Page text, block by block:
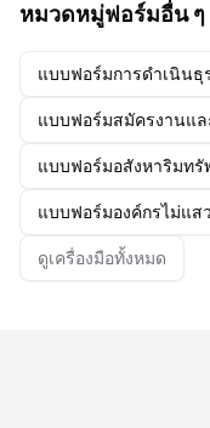
หมวดหมู่ฟอร์มอื่น ๆ
แบบฟอร์มการดำเนินธุ
แบบฟอร์มสมัครงานแ
แบบฟอร์มอสังหาริมทรั
แบบฟอร์มองค์กรไม่แ
ดูเครื่องมือทั้งหมด